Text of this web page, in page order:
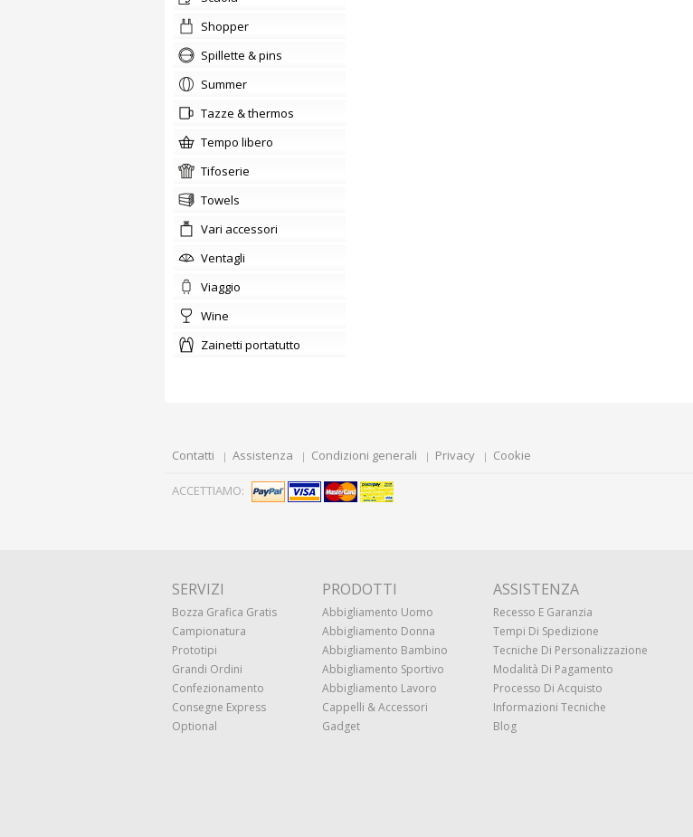
shopper
Spillette & pins
summer
tazze & thermos
tempo libero
tifoserie
Towels
Vari accessori
ventagli
viaggio
wine
zainetti portatutto
Contatti Assistenza Condizioni generali Privacy Cookie
ACCETTIAMO:
SERVIZI
Bozza Grafica Gratis
Campionatura
Prototipi
Grandi Ordini
Confezionamento
Consegne Express
Optional
PRODOTTI
Abbigliamento Uomo
Abbigliamento Donna
Abbigliamento Bambino
Abbigliamento Sportivo
Abbigliamento Lavoro
Cappelli & Accessori
Gadget
ASSISTENZA
Recesso E Garanzia
Tempi Di Spedizione
Tecniche Di Personalizzazione
Modalità Di Pagamento
Processo Di Acquisto
Informazioni Tecniche
Blog